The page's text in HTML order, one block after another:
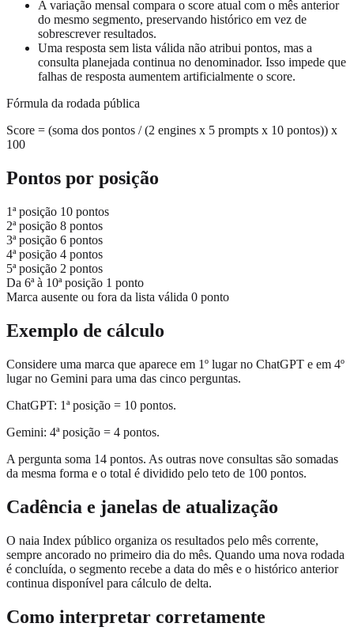
A variação mensal compara o score atual com o mês anterior
do mesmo segmento, preservando histórico em vez de
sobrescrever resultados.
Uma resposta sem lista válida não atribui pontos, mas a
consulta planejada continua no denominador. Isso impede que
falhas de resposta aumentem artificialmente o score.
Fórmula da rodada pública
Score = (soma dos pontos / (2 engines x 5 prompts x 10 pontos)) x
100
Pontos por posição
1ª posição 10 pontos
2ª posição 8 pontos
3ª posição 6 pontos
4ª posição 4 pontos
5ª posição 2 pontos
Da 6ª à 10ª posição 1 ponto
Marca ausente ou fora da lista válida 0 ponto
Exemplo de cálculo
Considere uma marca que aparece em 1º lugar no ChatGPT e em 4º
lugar no Gemini para uma das cinco perguntas.
ChatGPT: 1ª posição = 10 pontos.
Gemini: 4ª posição = 4 pontos.
A pergunta soma 14 pontos. As outras nove consultas são somadas
da mesma forma e o total é dividido pelo teto de 100 pontos.
Cadência e janelas de atualização
O naia Index público organiza os resultados pelo mês corrente,
sempre ancorado no primeiro dia do mês. Quando uma nova rodada
é concluída, o segmento recebe a data do mês e o histórico anterior
continua disponível para cálculo de delta.
Como interpretar corretamente